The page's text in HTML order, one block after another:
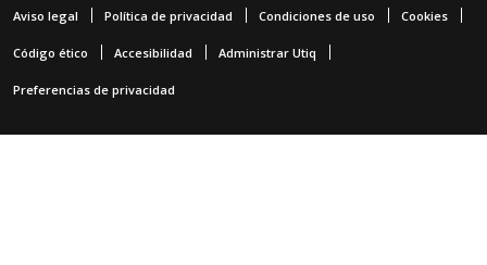
Aviso legal Política de privacidad Condiciones de uso Cookies
Código ético Accesibilidad Administrar Utiq
Preferencias de privacidad